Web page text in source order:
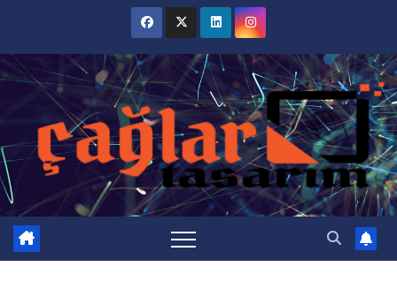
content